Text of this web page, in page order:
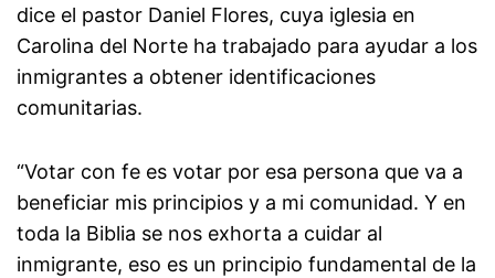
dice el pastor Daniel Flores, cuya iglesia en
Carolina del Norte ha trabajado para ayudar a los
inmigrantes a obtener identificaciones
comunitarias.
“Votar con fe es votar por esa persona que va a
beneficiar mis principios y a mi comunidad. Y en
toda la Biblia se nos exhorta a cuidar al
inmigrante, eso es un principio fundamental de la